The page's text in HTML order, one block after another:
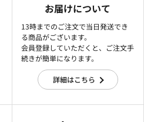
お届けについて
13時までのご注文で当日発送でき
る商品がございます。
会員登録していただくと、ご注文手
続きが簡単になります。
詳細はこちら